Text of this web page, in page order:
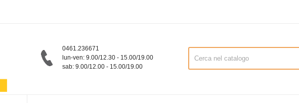
0461.236671
lun-ven: 9.00/12.30 - 15.00/19.00
sab: 9.00/12.00 - 15.00/19.00